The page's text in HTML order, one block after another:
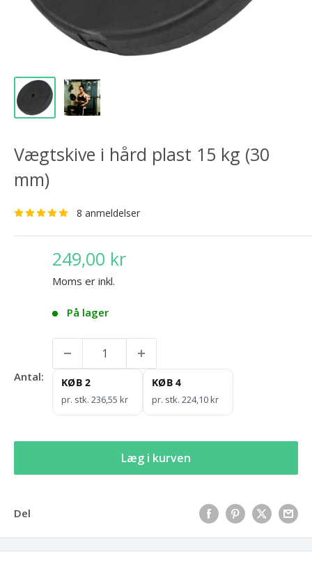
Vægtskive i hård plast 15 kg (30
mm)
8 anmeldelser
249,00 kr
Moms er inkl.
På lager
Antal: KØB 2
pr. stk. 236,55 kr
KØB 4
pr. stk. 224,10 kr
Læg i kurven
Del